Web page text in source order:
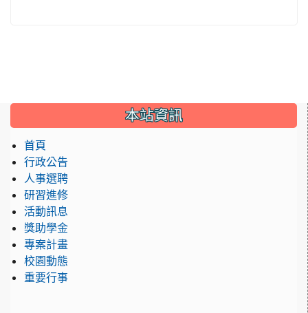
::: 本站資訊
首頁
行政公告
人事選聘
研習進修
活動訊息
獎助學金
專案計畫
校園動態
重要行事